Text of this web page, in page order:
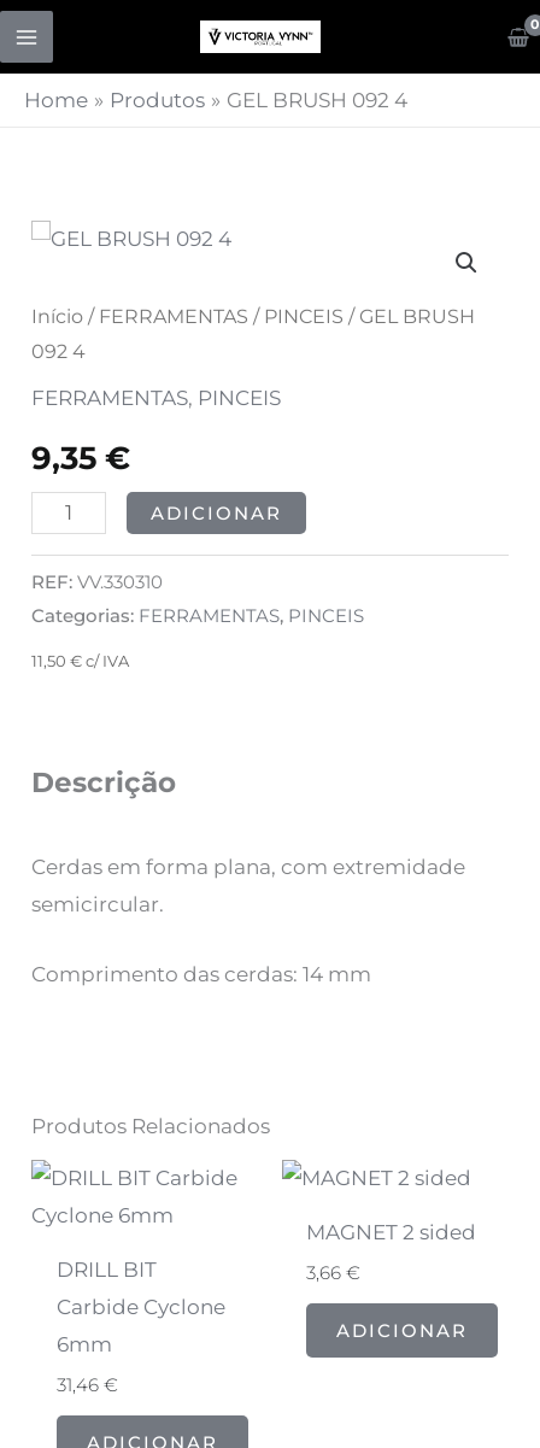
Skip
content
Home Produtos GEL BRUSH 092 4
Início / FERRAMENTAS / PINCEIS / GEL BRUSH
092 4
FERRAMENTAS, PINCEIS
9,35€
Quantidade
GEL
BRUSH
092
ADICIONAR
REF:VV.330310
Categorias: FERRAMENTAS, PINCEIS
11,50€ c/ IVA
Descrição
Cerdas em forma plana, com extremidade
semicircular.
Comprimento das cerdas: 14 mm
Produtos Relacionados
DRILL BIT
Carbide Cyclone
6mm
31,46 €
ADICIONAR
MAGNET 2 sided
3,66€
ADICIONAR